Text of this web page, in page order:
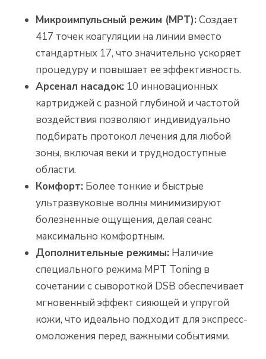
Микроимпульсный режим (MPT):Создает
417 точек коагуляции на линии вместо
стандартных 17, что значительно ускоряет
процедуру и повышает ее эффективность.
Арсенал насадок: 10 инновационных
картриджей с разной глубиной и частотой
воздействия позволяют индивидуально
подбирать протокол лечения для любой
зоны, включая веки и труднодоступные
области.
Комфорт: Более тонкие и быстрые
ультразвуковые волны минимизируют
болезненные ощущения, делая сеанс
максимально комфортным.
Дополнительные режимы: Наличие
специального режима MPT Toning в
сочетании с сывороткой DSB обеспечивает
мгновенный эффект сияющей и упругой
кожи, что идеально подходит для экспресс-
омоложения перед важными событиями.